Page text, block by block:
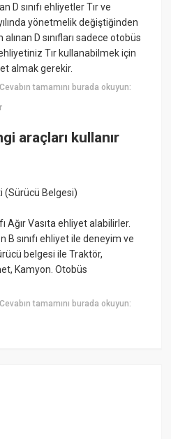
D sınıfı ehliyetler Tır ve
yönetmelik değiştiğinden
D sınıfları sadece otobüs
Tır kullanabilmek için
almak gerekir.
Cevabın tamamını burada okuyun:
araçları kullanır
(Sürücü Belgesi)
Ağır Vasıta ehliyet alabilirler.
sınıfı ehliyet ile deneyim ve
belgesi ile Traktör,
Kamyon. Otobüs
Cevabın tamamını burada okuyun: